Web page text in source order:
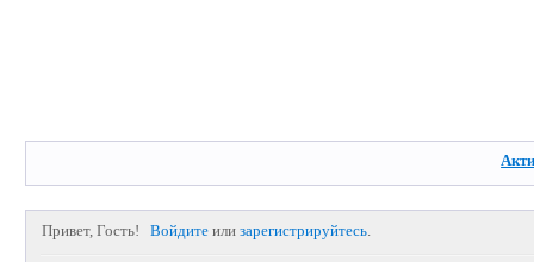
Привет, Гость! Войдите илизарегистрируйтесь.